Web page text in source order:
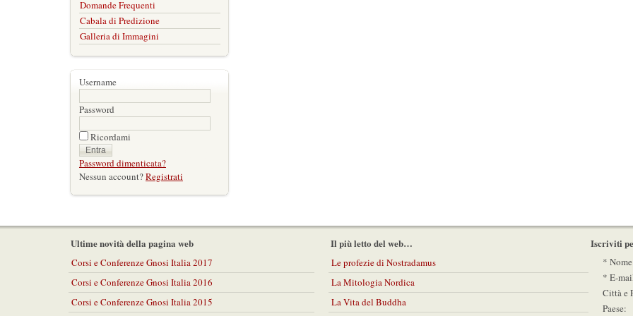
Domande Frequenti
Cabala di Predizione
Galleria di Immagini
Username
Password
Ricordami
Password dimenticata?
Nessun account?Registrati
Ultime novità della pagina web
Corsi e Conferenze Gnosi Italia 2017
Corsi e Conferenze Gnosi Italia 2016
Corsi e Conferenze Gnosi Italia 2015
Il più letto del web…
Le profezie di Nostradamus
La Mitologia Nordica
La Vita del Buddha
Iscriviti
*
* E-
Città e
Paese: